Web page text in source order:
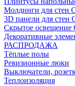
Молдинги для стен
3D панели для стен
Скрытое освещение
Декоративные
РАСПРОДАЖА
Тёплые полы
Ревизионные люки
Выключатели,
Теплоизоляция